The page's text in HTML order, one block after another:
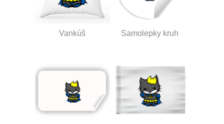
Vankúš Samolepky kruh